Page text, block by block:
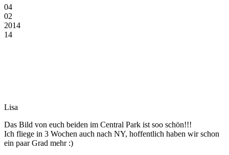
04
02
2014
14
Lisa
Das Bild von euch beiden im Central Park ist soo schön!!!
Ich fliege in 3 Wochen auch nach NY, hoffentlich haben wir schon
ein paar Grad mehr :)